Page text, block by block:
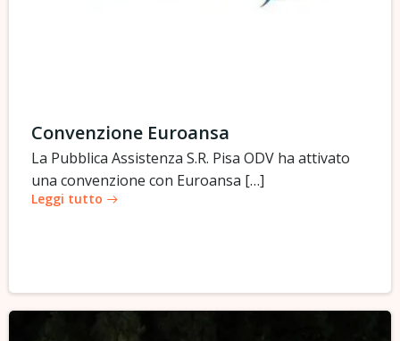
Convenzione Euroansa
La Pubblica Assistenza S.R. Pisa ODV ha attivato
una convenzione con Euroansa […]
Leggi tutto